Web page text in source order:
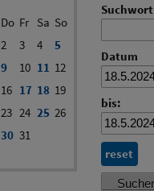
Do Fr Sa So
2 3 4
5
9 10 11 12
16 17 18 19
23 24 25 26
30 31
Suchwort
Datum
bis:
reset